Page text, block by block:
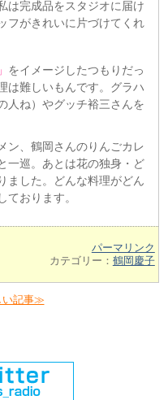
は完成品をスタジオに届け
フがきれいに片づけてくれ
をイメージしたつもりだっ
は難しいもんです。グラハ
人ね）やグッチ裕三さんを
ン、鶴岡さんのりんごカレ
一巡。あとは花の独身・ど
ました。どんな料理がどん
ております。
パーマリンク
カテゴリー： 鶴岡慶子
い記事≫